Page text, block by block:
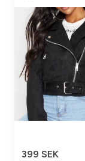
399 SEK